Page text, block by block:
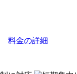
料金の詳細